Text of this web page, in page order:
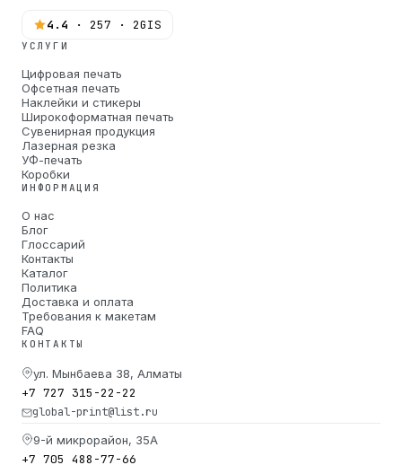
4.4 · 257 · 2GIS
УСЛУГИ
Цифровая печать
Офсетная печать
Наклейки и стикеры
Широкоформатная печать
Сувенирная продукция
Лазерная резка
УФ-печать
Коробки
ИНФОРМАЦИЯ
О нас
Блог
Глоссарий
Контакты
Каталог
Политика
Доставка и оплата
Требования к макетам
FAQ
КОНТАКТЫ
ул. Мынбаева 38, Алматы
+7 727 315-22-22
global-print@list.ru
9-й микрорайон, 35А
+7 705 488-77-66